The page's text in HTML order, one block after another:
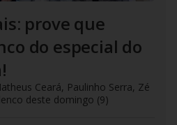
prove que
do especial do
Ceará, Paulinho Serra, Zé
deste domingo (9)